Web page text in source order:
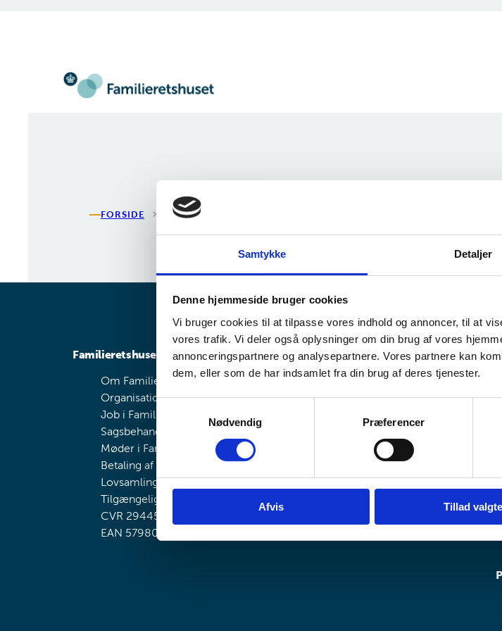
Samtykke Detaljer
Denne hjemmeside bruger cookies
Vi bruger cookies til at tilpasse vores indhold og annoncer, til at
vores trafik. Vi deler også oplysninger om din brug af vores
annonceringspartnere og analysepartnere. Vores partnere kan
dem, eller som de har indsamlet fra din brug af deres tjenester.
S
t
k
k
e
v
Nødvendig Præferencer
Afvis Tillad valgte
Gå til forsiden
FORSIDE CHRISTINAS TESTSITE
Familieretshuset
Om Familieretshuset
Organisation
Job i Familieretshuset
Sagsbehandlingstider
Møder i Familieretshuset
Betaling af gebyr
Lovsamling
Tilgængelighedserklæring
CVR 29445710
EAN 5798000362222